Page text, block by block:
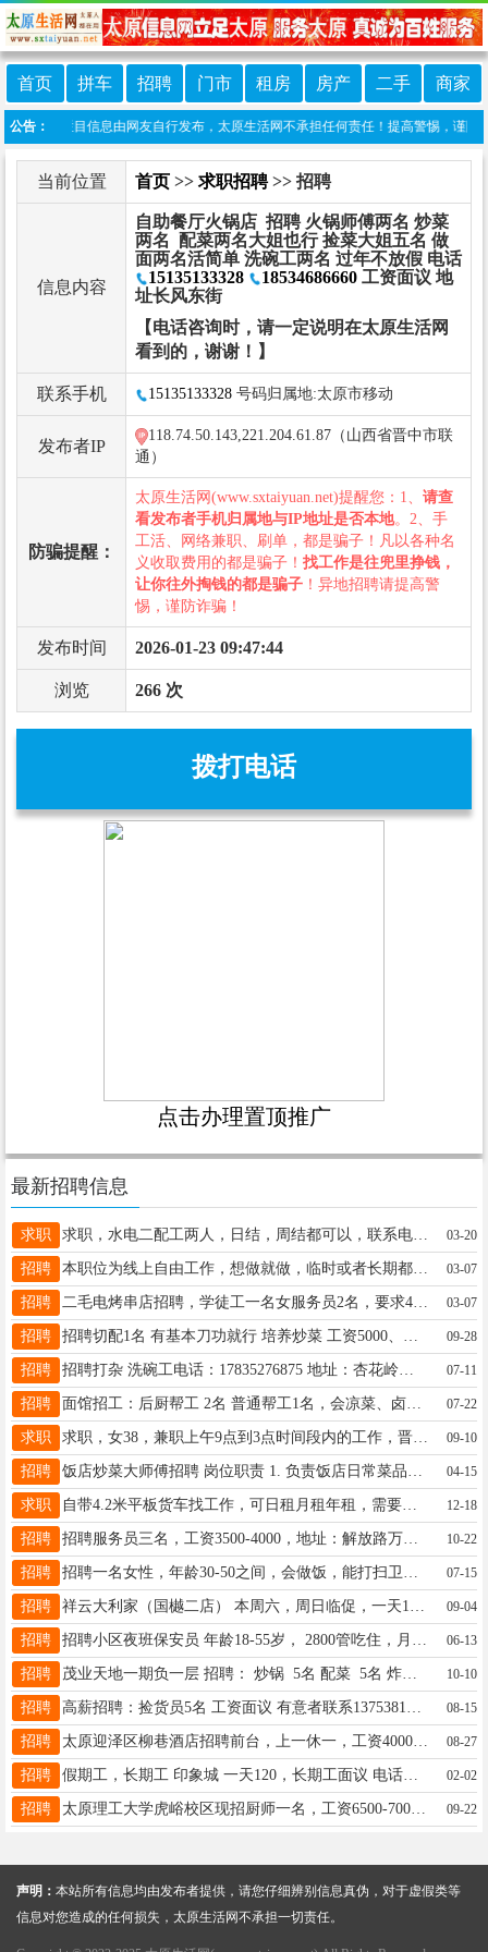
首页 拼车 招聘 门市 租房 房产 二手 商家
公告：
明：本栏目信息由网友自行发布，太原生活网不承担任何责任！提高警惕，谨防诈
当前位置 首页 >> 求职招聘>> 招聘
信息内容
自助餐厅火锅店 招聘 火锅师傅两名 炒菜
两名 配菜两名大姐也行 捡菜大姐五名 做
面两名活简单 洗碗工两名 过年不放假 电话
15135133328
18534686660 工资面议 地
址长风东街
【电话咨询时，请一定说明在太原生活网
看到的，谢谢！】
联系手机 15135133328 号码归属地:太原市移动
发布者IP
118.74.50.143,221.204.61.87（山西省晋中市联
通）
防骗提醒：
太原生活网(www.sxtaiyuan.net)提醒您：1、 请查
看发布者手机归属地与IP地址是否本地。2、手
工活、网络兼职、刷单，都是骗子！凡以各种名
义收取费用的都是骗子！ 找工作是往兜里挣钱，
让你往外掏钱的都是骗子 ！异地招聘请提高警
惕，谨防诈骗！
发布时间 2026-01-23 09:47:44
浏览 266 次
拨打电话
点击办理置顶推广
最新招聘信息
求职 求职，水电二配工两人，日结，周结都可以，联系电话13834612512张师傅 03-20
招聘 本职位为线上自由工作，想做就做，临时或者长期都可以 2：利用零碎时间就可以兼职，不限时间和地点。正规安全放心 3：收入直接提v或者支付宝，一单一结做多少提多少没有要求 4：工作简单无需经验，有一部手机会下载软件即可多劳多得-任务是做不完 5：平均每小时25元以上每天150左右，平台稳定长期可做的 6：完全免费，任何收费的兼职都是骗人的。 加入方式： 添加QQ群：7 9 9 4 9 8 8 8 1 03-07
招聘 二毛电烤串店招聘，学徒工一名女服务员2名，要求40岁左右，手脚麻利，口齿伶利吃苦耐劳真心想干的，长期合作的，工作时间下午5点半到凌晨一点或者2点，工资3000/4000元非诚勿扰、地址亲贤北街航苑北路15835062895-18735182895 03-07
招聘 09-28
招聘 招聘打杂 洗碗工电话：17835276875 地址：杏花岭区龙湖万达附近 07-11
招聘 面馆招工：后厨帮工 2名 普通帮工1名，会凉菜、卤肉的帮工1名 应聘要求:仅限女性，50周岁以下，手脚勤快，爱干净，有餐饮经验优先 工作时间早8:00 — 下午16:00，无晚班，下班早不熬夜 薪资待遇：普通帮工：底薪3000元 + 绩效奖金 会凉菜卤肉帮工：月薪3500元以上 每月统一休息4天 门店地址；西峪东街千峰南路口 手擀打卤面馆 联系电话 18534560063可直接打电话咨询，到店面试 07-22
求职 求职，女38，兼职上午9点到3点时间段内的工作，晋源区或者小店区附近，周一到周五，周结或者日结电话13073538986王女士 09-10
招聘 04-15
求职 自带4.2米平板货车找工作，可日租月租年租，需要的老板联系13834111250 12-18
招聘 招聘服务员三名，工资3500-4000，地址：解放路万达附近，联系方式：15513852266 10-22
招聘 07-15
招聘 09-04
招聘 06-13
招聘 茂业天地一期负一层 招聘： 炒锅 5名 配菜 5名 炸岗 5名 工资面谈 有意者联系17635346417 10-10
招聘 08-15
招聘 太原迎泽区柳巷酒店招聘前台，上一休一，工资4000元加绩效，加提成有经验者优先电话13233412511 08-27
招聘 假期工，长期工 印象城 一天120，长期工面议 电话骚扰：16634153210 02-02
招聘 太原理工大学虎峪校区现招厨师一名，工资6500-7000 打杂阿姨一名，工资4000 要求50岁以下，能吃苦耐劳 联系方式：13734010440 09-22
声明： 本站所有信息均由发布者提供，请您仔细辨别信息真伪，对于虚假类等
信息对您造成的任何损失，太原生活网不承担一切责任。